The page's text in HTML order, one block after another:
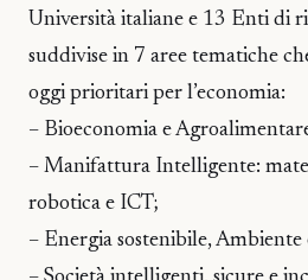
Università italiane e 13 Enti di
suddivise in 7 aree tematiche
oggi prioritari per l’economia:
– Bioeconomia e
– Manifattura Intelligente:
robotica e ICT;
– Energia sostenibile, Ambiente